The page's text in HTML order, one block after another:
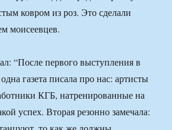
ковром из роз. Это сделали
моисеевцев.
“После первого выступления в
газета писала про нас: артисты
КГБ, натренированные на
успех. Вторая резонно замечала: